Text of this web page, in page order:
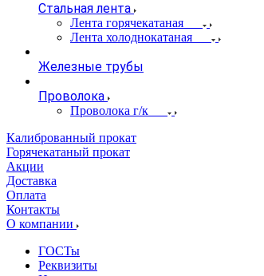
Стальная лента
Лента горячекатаная
Лента холоднокатаная
Железные трубы
Проволока
Проволока г/к
Калиброванный прокат
Горячекатаный прокат
Акции
Доставка
Оплата
Контакты
О компании
ГОСТы
Реквизиты